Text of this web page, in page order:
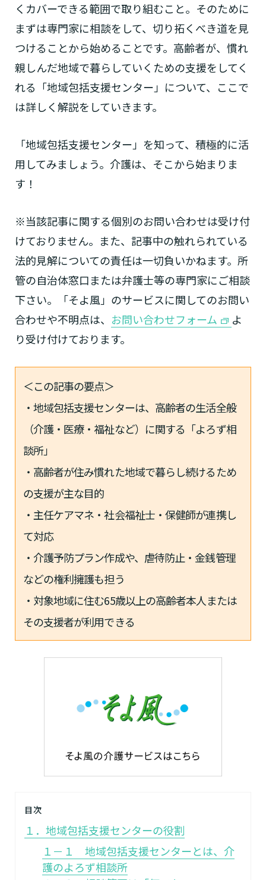
くカバーできる範囲で取り組むこと。そのために
まずは専門家に相談をして、切り拓くべき道を見
つけることから始めることです。高齢者が、慣れ
親しんだ地域で暮らしていくための支援をしてく
れる「地域包括支援センター」について、ここで
は詳しく解説をしていきます。
「地域包括支援センター」を知って、積極的に活
用してみましょう。介護は、そこから始まりま
す！
※当該記事に関する個別のお問い合わせは受け付
けておりません。また、記事中の触れられている
法的見解についての責任は一切負いかねます。所
管の自治体窓口または弁護士等の専門家にご相談
下さい。「そよ風」のサービスに関してのお問い
合わせや不明点は、 お問い合わせフォーム
よ
り受け付けております。
＜この記事の要点＞
・地域包括支援センターは、高齢者の生活全般
（介護・医療・福祉など）に関する「よろず相
談所」
・高齢者が住み慣れた地域で暮らし続けるため
の支援が主な目的
・主任ケアマネ・社会福祉士・保健師が連携し
て対応
・介護予防プラン作成や、虐待防止・金銭管理
などの権利擁護も担う
・対象地域に住む65歳以上の高齢者本人または
その支援者が利用できる
目次
１．地域包括支援センターの役割
１－１ 地域包括支援センターとは、介
護のよろず相談所